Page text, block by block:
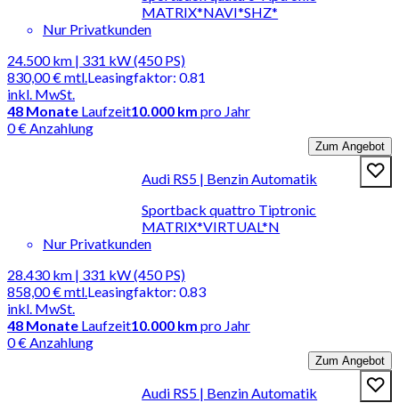
MATRIX*NAVI*SHZ*
Nur Privatkunden
24.500 km | 331 kW (450 PS)
830,00 €mtl.
inkl. MwSt.
Leasingfaktor: 0.81
48 Monate Laufzeit10.000 km pro Jahr
0 € Anzahlung
Zum Angebot
Audi RS5 | Benzin Automatik
Sportback quattro Tiptronic
MATRIX*VIRTUAL*N
Nur Privatkunden
28.430 km | 331 kW (450 PS)
858,00 €mtl.
inkl. MwSt.
Leasingfaktor: 0.83
48 Monate Laufzeit10.000 km pro Jahr
0 € Anzahlung
Zum Angebot
Audi RS5 | Benzin Automatik